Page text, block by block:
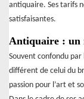
antiquaire. Ses tarifs
satisfaisantes.
Antiquaire : un
Souvent confondu
différent de celui du
passion pour l’art et